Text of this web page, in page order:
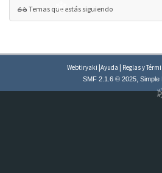
Temas que estás siguiendo
Webtiryaki |Ayuda | Reglas y
SMF 2.1.6 © 2025, Simple
❄